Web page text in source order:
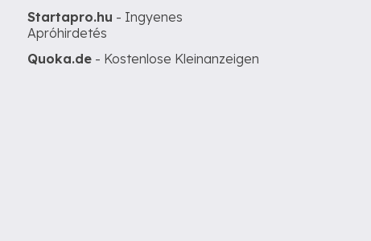
Startapro.hu - Ingyenes
Apróhirdetés
Quoka.de - Kostenlose Kleinanzeigen